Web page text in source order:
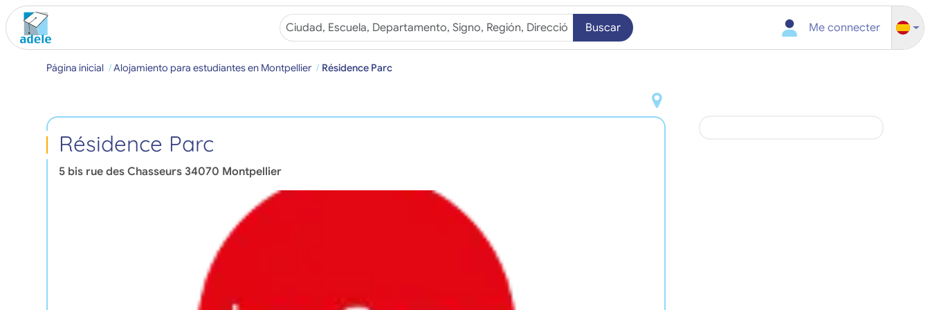
Buscar Me connecter
Página inicial Alojamiento para estudiantes en Montpellier Résidence Parc
Résidence Parc
5 bis rue des Chasseurs 34070 Montpellier